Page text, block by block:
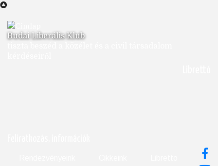
Ugrás
tartalomra
Budai Liberális Klub